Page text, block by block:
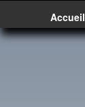
Accueil